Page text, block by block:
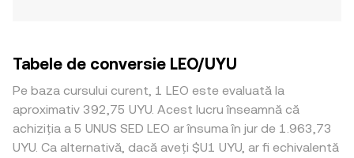
Tabele de conversie LEO/UYU
Pe baza cursului curent, 1 LEO este evaluată la
aproximativ 392,75 UYU. Acest lucru înseamnă că
achiziția a 5 UNUS SED LEO ar însuma în jur de 1.963,73
UYU. Ca alternativă, dacă aveți $U1 UYU, ar fi echivalentă